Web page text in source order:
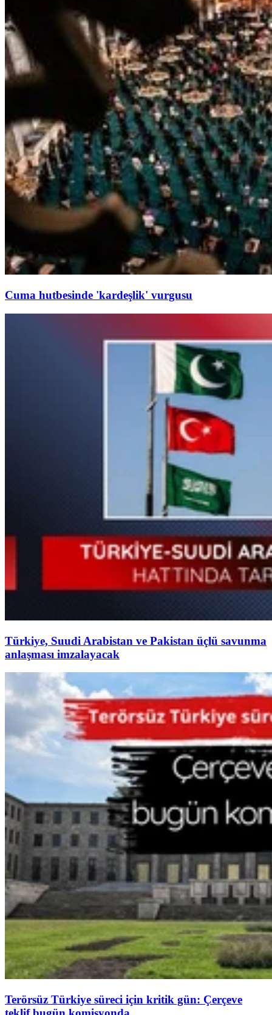
Cuma hutbesinde 'kardeşlik' vurgusu
Türkiye, Suudi Arabistan ve Pakistan üçlü savunma
anlaşması imzalayacak
Terörsüz Türkiye süreci için kritik gün: Çerçeve